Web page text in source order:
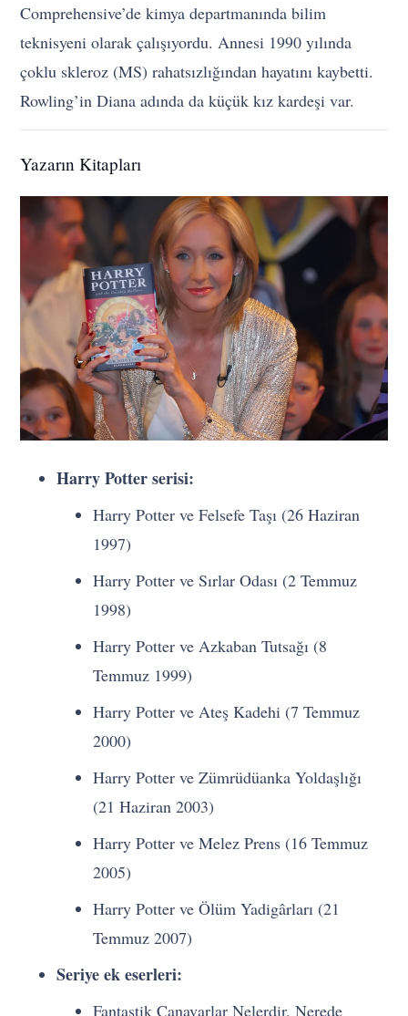
Comprehensive’de kimya departmanında bilim
teknisyeni olarak çalışıyordu. Annesi 1990 yılında
çoklu skleroz (MS) rahatsızlığından hayatını kaybetti.
Rowling’in Diana adında da küçük kız kardeşi var.
Yazarın Kitapları
Harry Potter serisi:
Harry Potter ve Felsefe Taşı (26 Haziran
1997)
Harry Potter ve Sırlar Odası (2 Temmuz
1998)
Harry Potter ve Azkaban Tutsağı (8
Temmuz 1999)
Harry Potter ve Ateş Kadehi (7 Temmuz
2000)
Harry Potter ve Zümrüdüanka Yoldaşlığı
(21 Haziran 2003)
Harry Potter ve Melez Prens (16 Temmuz
2005)
Harry Potter ve Ölüm Yadigârları (21
Temmuz 2007)
Seriye ek eserleri:
Fantastik Canavarlar Nelerdir, Nerede